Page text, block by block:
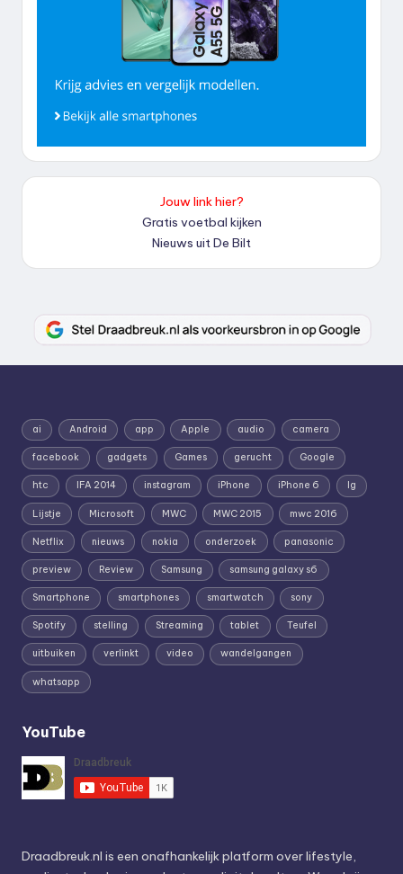
Jouw link hier?
Gratis voetbal kijken
Nieuws uit De Bilt
ai Android app Apple audio camera
facebook gadgets Games gerucht Google
htc IFA 2014 instagram iPhone iPhone 6 lg
Lijstje Microsoft MWC MWC 2015 mwc 2016
Netflix nieuws nokia onderzoek panasonic
preview Review Samsung samsung galaxy s6
Smartphone smartphones smartwatch sony
Spotify stelling Streaming tablet Teufel
uitbuiken verlinkt video wandelgangen
whatsapp
YouTube
Draadbreuk.nl is een onafhankelijk platform over lifestyle,